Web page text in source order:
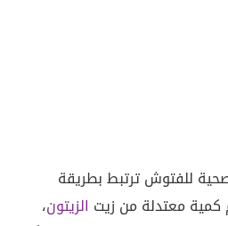
للفتوش ترتبط بطريقة
كمية معتدلة من زيت الزيتون،